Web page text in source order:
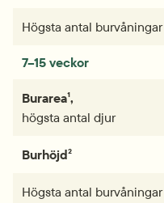
Högsta antal burvåningar
7–15 veckor
Burarea¹,
högsta antal djur
Burhöjd²
Högsta antal burvåningar